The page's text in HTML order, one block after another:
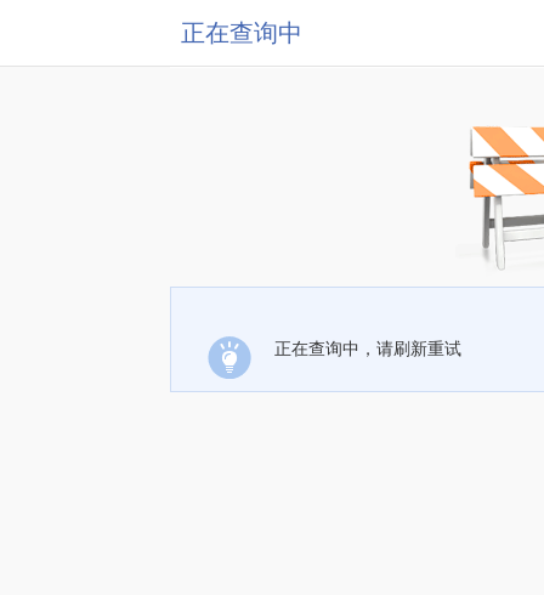
正在查询中
正在查询中，请刷新重试